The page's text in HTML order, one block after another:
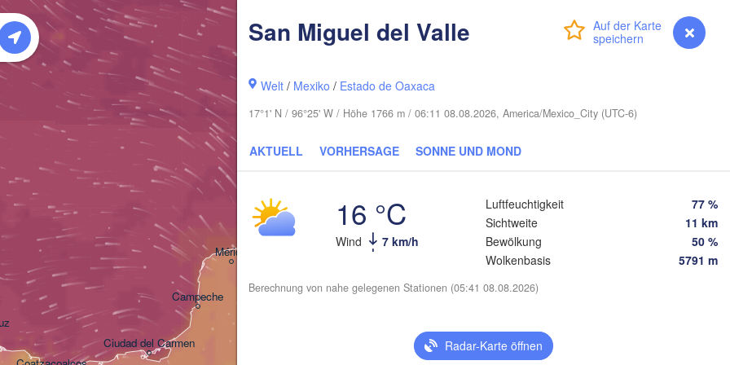
Anmelden myVentusky Vorhersage
San Miguel del Valle
Welt / Mexiko / Estado de Oaxaca
17°1' N / 96°25' W / Höhe 1766 m / 06:11 08.08.2026, America/Mexico_City (UTC-6)
AKTUELL VORHERSAGE SONNE UND MOND
16 °C
Wind 7 km/h
Luftfeuchtigkeit
77 %
Sichtweite
11 km
Bewölkung
50 %
Wolkenbasis
5791 m
Berechnung von nahe gelegenen Stationen (05:41 08.08.2026)
Radar-Karte öffnen
Campeche
Ciudad del Carmen
Mérida Cancún